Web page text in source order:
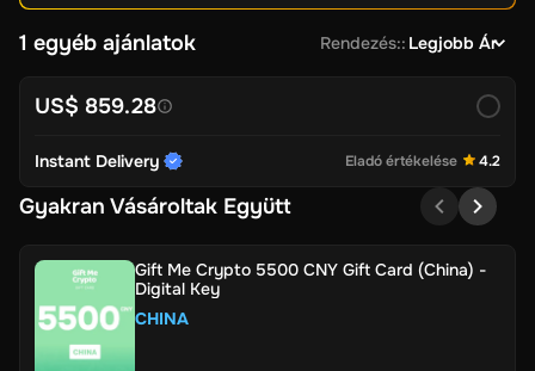
1 egyéb ajánlatok Rendezés:: Legjobb Ár
US$ 859.28
Instant Delivery Eladó értékelése 4.2
Gyakran Vásároltak Együtt
Gift Me Crypto 5500 CNY Gift Card (China) -
Digital Key
CHINA